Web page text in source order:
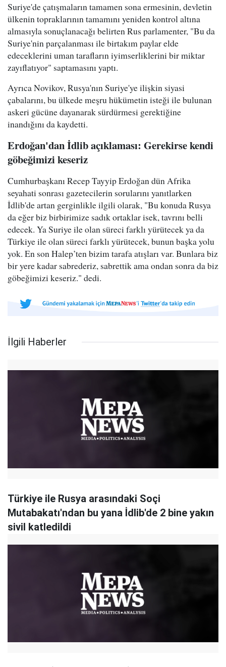
Suriye'de çatışmaların tamamen sona ermesinin, devletin
ülkenin topraklarının tamamını yeniden kontrol altına
almasıyla sonuçlanacağı belirten Rus parlamenter, "Bu da
Suriye'nin parçalanması ile birtakım paylar elde
edeceklerini uman tarafların iyimserliklerini bir miktar
zayıflatıyor" saptamasını yaptı.
Ayrıca Novikov, Rusya'nın Suriye'ye ilişkin siyasi
çabalarını, bu ülkede meşru hükümetin isteği ile bulunan
askeri gücüne dayanarak sürdürmesi gerektiğine
inandığını da kaydetti.
Erdoğan'dan İdlib açıklaması: Gerekirse kendi
göbeğimizi keseriz
Cumhurbaşkanı Recep Tayyip Erdoğan dün Afrika
seyahati sonrası gazetecilerin sorularını yanıtlarken
İdlib'de artan gerginlikle ilgili olarak, "Bu konuda Rusya
da eğer biz birbirimize sadık ortaklar isek, tavrını belli
edecek. Ya Suriye ile olan süreci farklı yürütecek ya da
Türkiye ile olan süreci farklı yürütecek, bunun başka yolu
yok. En son Halep’ten bizim tarafa atışları var. Bunlara biz
bir yere kadar sabrederiz, sabrettik ama ondan sonra da biz
göbeğimizi keseriz." dedi.
İlgili Haberler
Türkiye ile Rusya arasındaki Soçi
Mutabakatı'ndan bu yana İdlib'de 2 bine yakın
sivil katledildi